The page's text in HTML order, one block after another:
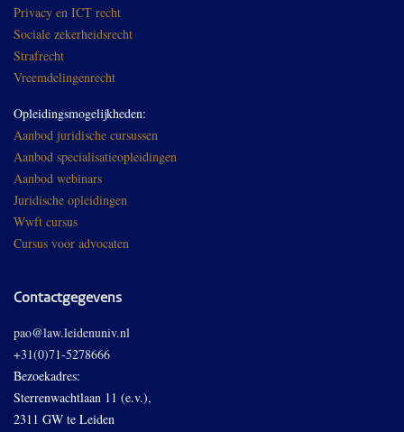
Privacy en ICT recht
Sociale zekerheidsrecht
Strafrecht
Vreemdelingenrecht
Opleidingsmogelijkheden:
Aanbod juridische cursussen
Aanbod specialisatieopleidingen
Aanbod webinars
Juridische opleidingen
Wwft cursus
Cursus voor advocaten
Contactgegevens
pao@law.leidenuniv.nl
+31(0)71-5278666
Bezoekadres:
Sterrenwachtlaan 11 (e.v.),
2311 GW te Leiden